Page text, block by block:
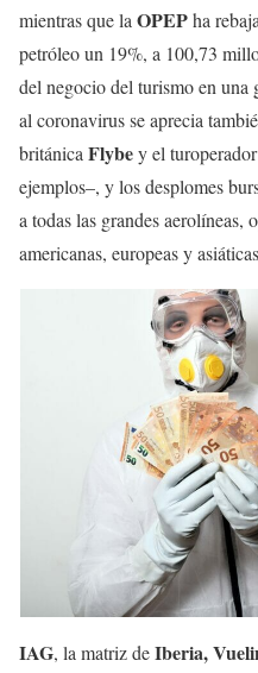
mientras que la OPEPha
petróleo un 19%, a 100,73
del negocio del turismo en
al coronavirus se aprecia
británica Flybey el
ejemplos–, y los desplomes
a todas las grandes aerolíneas,
americanas, europeas y
IAG, la matriz deIberia,